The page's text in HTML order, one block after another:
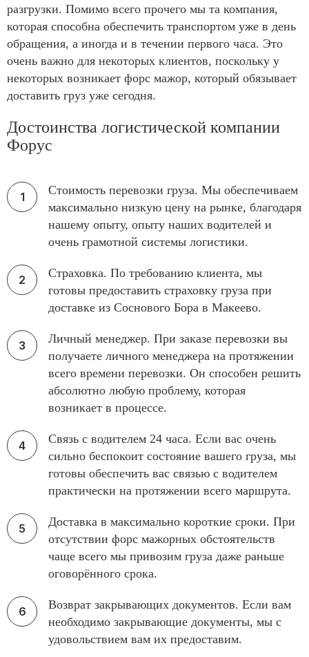
разгрузки. Помимо всего прочего мы та компания,
которая способна обеспечить транспортом уже в день
обращения, а иногда и в течении первого часа. Это
очень важно для некоторых клиентов, поскольку у
некоторых возникает форс мажор, который обязывает
доставить груз уже сегодня.
Достоинства логистической компании
Форус
Стоимость перевозки груза. Мы обеспечиваем
максимально низкую цену на рынке, благодаря
нашему опыту, опыту наших водителей и
очень грамотной системы логистики.
Страховка. По требованию клиента, мы
готовы предоставить страховку груза при
доставке из Соснового Бора в Макеево.
Личный менеджер. При заказе перевозки вы
получаете личного менеджера на протяжении
всего времени перевозки. Он способен решить
абсолютно любую проблему, которая
возникает в процессе.
Связь с водителем 24 часа. Если вас очень
сильно беспокоит состояние вашего груза, мы
готовы обеспечить вас связью с водителем
практически на протяжении всего маршрута.
Доставка в максимально короткие сроки. При
отсутствии форс мажорных обстоятельств
чаще всего мы привозим груза даже раньше
оговорённого срока.
Возврат закрывающих документов. Если вам
необходимо закрывающие документы, мы с
удовольствием вам их предоставим.